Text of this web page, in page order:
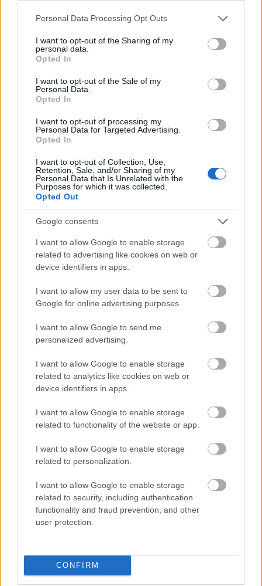
Please note that this website/app uses one or more Google
not limited to your visit or usage behaviour. You may click to
grant or deny consent to Google and its third-party tags to
use your data for below specified purposes in below Google
consent section.
Personal Data Processing Opt Outs
I want to opt-out of the Sharing of my
personal data.
Opted In
I want to opt-out of the Sale of my
Personal Data.
Opted In
I want to opt-out of processing my
Personal Data for Targeted Advertising.
Opted In
I want to opt-out of Collection, Use,
Retention, Sale, and/or Sharing of my
Personal Data that Is Unrelated with the
Purposes for which it was collected.
Opted Out
Google consents
I want to allow Google to enable storage
related to advertising like cookies on web or
device identifiers in apps.
I want to allow my user data to be sent to
Google for online advertising purposes.
I want to allow Google to send me
personalized advertising.
I want to allow Google to enable storage
related to analytics like cookies on web or
device identifiers in apps.
I want to allow Google to enable storage
related to functionality of the website or app.
I want to allow Google to enable storage
related to personalization.
I want to allow Google to enable storage
related to security, including authentication
functionality and fraud prevention, and other
user protection.
CONFIRM
Rémálommá vált Horváth Éva élete...
•
Családját hátrahagyva érkezett Magyarországra az
mellett arról "mesél" követőinek, hogy ő már
hazánkban tartózkodik öt napja, a kisfia és párja
ellenben Indonéziában maradtak. A család
tervezetten érkezett (volna) vissza néhány nap
különbséggel, ennek…
A gyerekek és egy madár...
Sebestyén Balázs és családja ezt az évet sem
Magyarországon búcsúztatja, hanem - szokásukhoz
híven - ismét egy messzi tájon töltik az év hátralévő
osztott saját közösségi felületén a népszerű
műsorvezető. Az egyiken a fiai láthatóak, amint egy…